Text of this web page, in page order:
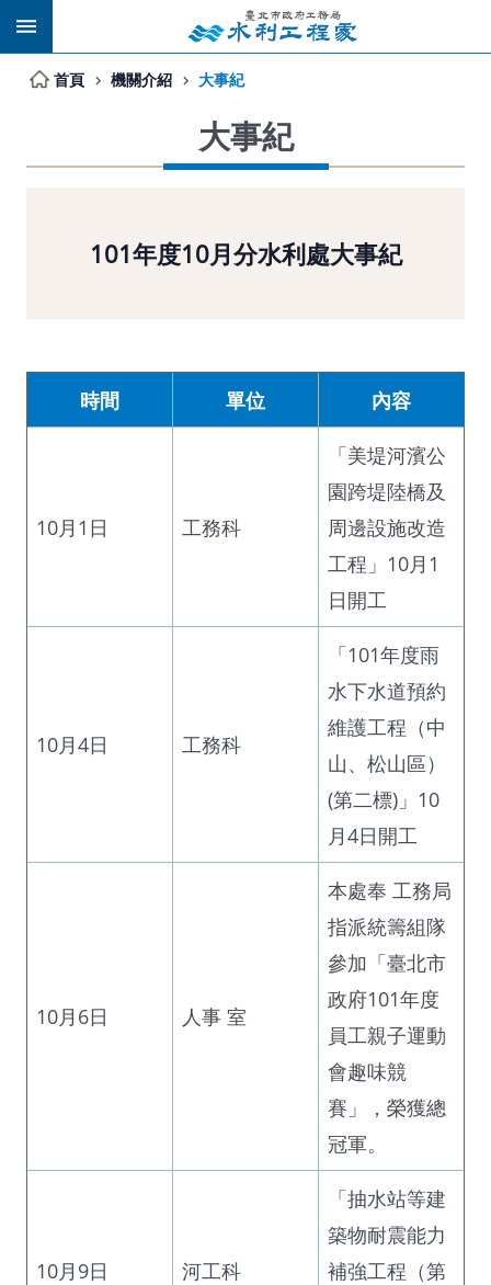
跳到主要內容區塊
首頁 機關介紹 大事紀
大事紀
101年度10月分水利處大事紀
時間 單位 內容
10月1日 工務科
「美堤河濱公
園跨堤陸橋及
周邊設施改造
工程」10月1
日開工
10月4日 工務科
「101年度雨
水下水道預約
維護工程（中
山、松山區）
(第二標)」10
月4日開工
10月6日 人事 室
本處奉 工務局
指派統籌組隊
參加「臺北市
政府101年度
員工親子運動
會趣味競
賽」，榮獲總
冠軍。
10月9日 河工科
「抽水站等建
築物耐震能力
補強工程（第